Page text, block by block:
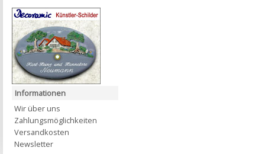
Informationen
Wir über uns
Zahlungsmöglichkeiten
Versandkosten
Newsletter